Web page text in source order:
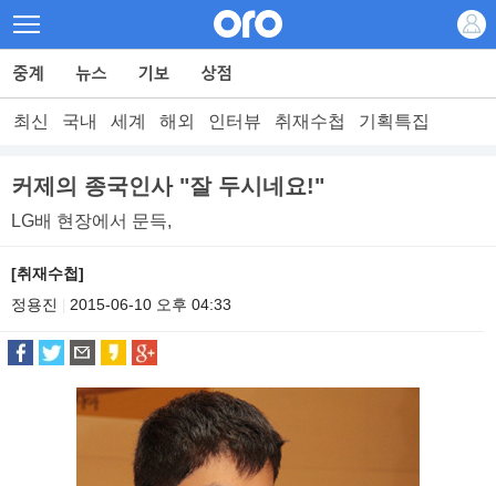
최신 국내 세계 해외 인터뷰 취재수첩 기획특집
커제의 종국인사 "잘 두시네요!"
LG배 현장에서 문득,
[취재수첩]
정용진
2015-06-10 오후 04:33